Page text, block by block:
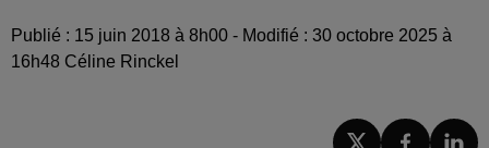
Publié : 15 juin 2018 à 8h00 - Modifié : 30 octobre 2025 à
16h48 Céline Rinckel